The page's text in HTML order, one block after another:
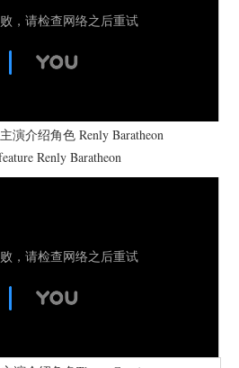
Renly Baratheon